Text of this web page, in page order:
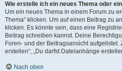
Wie erstelle ich ein neues Thema oder
Um ein neues Thema in einem Forum zu
Thema“ klicken. Um auf einen Beitrag zu
klicken. Es könnte sein, dass eine
Beitrag schreiben kannst. Deine
Foren- und der Beitragsansicht aufgelistet.
erstellen“, „Du darfst Dateianhänge
Nach oben